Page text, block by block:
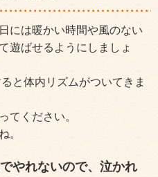
には暖かい時間や風のない
遊ばせるようにしましょ
と体内リズムがついてきま
てください。
。
やれないので、泣かれ